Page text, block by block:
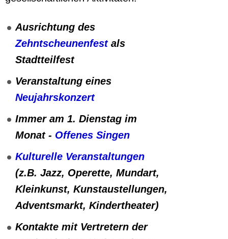
Ausrichtung des
Zehntscheunenfest als
Stadtteilfest
Veranstaltung eines
Neujahrskonzert
Immer am 1. Dienstag im
Monat - Offenes Singen
Kulturelle Veranstaltungen
(z.B. Jazz, Operette, Mundart,
Kleinkunst, Kunstaustellungen,
Adventsmarkt, Kindertheater)
Kontakte mit Vertretern der